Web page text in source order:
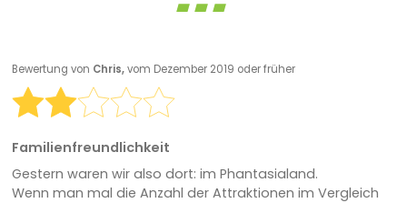
Bewertung von Chris,vom Dezember 2019 oder früher
Familienfreundlichkeit
Gestern waren wir also dort: im Phantasialand.
Wenn man mal die Anzahl der Attraktionen im Vergleich